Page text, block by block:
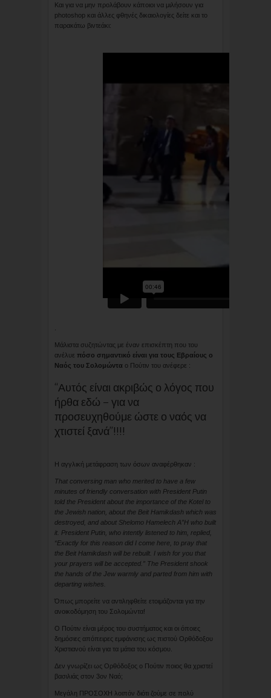
Και για να μην προλάβουν κάποιοι να μιλήσουν για
photoshop και άλλες φθηνές δικαιολογίες δείτε και το
παρακάτω βιντεάκι:
Μάλιστα συζητώντας με έναν επισκέπτη που του
ανέλυε πόσο σημαντικό είναι για τους Εβραίους ο
Ναός του Σολομώντα ο Πούτιν του ανέφερε :
“Αυτός είναι ακριβώς ο λόγος που
ήρθα εδώ – για να
προσευχηθούμε ώστε ο ναός να
χτιστεί ξανά”!!!!
Η αγγλική μετάφραση των όσων αναφέρθηκαν :
That conversing man who merited to have a few
minutes of friendly conversation with President Putin
told the President about the importance of the Kotel to
the Jewish nation, about the Beit Hamikdash which was
destroyed, and about Shelomo Hamelech A”H who built
it. President Putin, who intently listened to him, replied,
“Exactly for this reason did I come here, to pray that
the Beit Hamikdash will be rebuilt. I wish for you that
your prayers will be accepted.” The President shook
the hands of the Jew warmly and parted from him with
departing wishes.
Όπως μπορείτε να αντιληφθείτε ετοιμάζονται για την
ανοικοδόμηση του Σολομώντα!
Ο Πούτιν είναι μέρος του συστήματος και οι όποιες
δημόσιες απόπειρες εμφάνισης ως πιστού Ορθόδοξου
Χριστιανού είναι για τα μάτια του κόσμου.
Δεν γνωρίζει ως Ορθόδοξος ο Πούτιν ποιος θα χριστεί
βασιλιάς στον 3ον Ναό;
Μεγάλη ΠΡΟΣΟΧΗ λοιπόν διότι ζούμε σε πολύ